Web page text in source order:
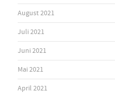
August 2021
Juli 2021
Juni 2021
Mai 2021
April 2021